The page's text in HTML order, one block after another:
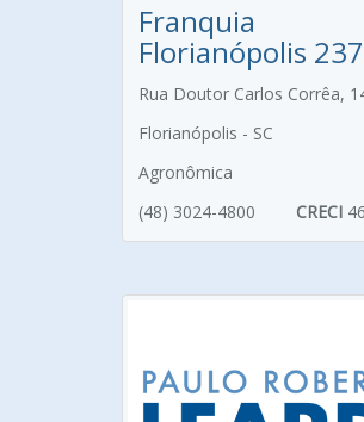
Franquia
Florianópolis 237
Rua Doutor Carlos Corrêa,
Florianópolis - SC
Agronômica
(48) 3024-4800
CRECI